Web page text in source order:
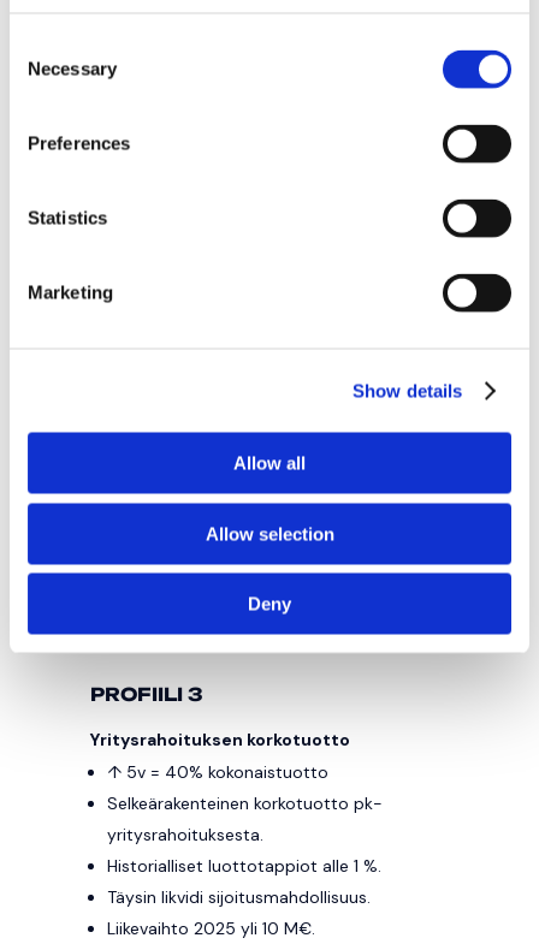
Selection
Necessary
Preferences
Statistics
Marketing
Show details
Allow all
Allow selection
Deny
Kiinteistöpohjainen kassavirta
Suomen asuntomarkkina ja Espanjan
PROFIILI 3
Yritysrahoituksen korkotuotto
↑ 5v = 40% kokonaistuotto
Selkeärakenteinen korkotuotto pk-
yritysrahoituksesta.
Historialliset luottotappiot alle 1 %.
Täysin likvidi sijoitusmahdollisuus.
Liikevaihto 2025 yli 10 M€.